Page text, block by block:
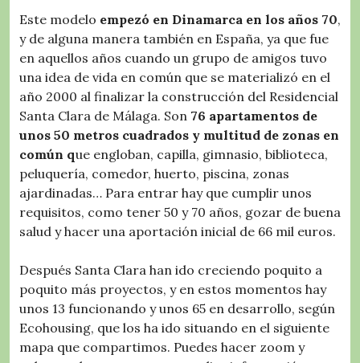
Este modelo empezó en Dinamarca en los años 70,
y de alguna manera también en España, ya que fue
en aquellos años cuando un grupo de amigos tuvo
una idea de vida en común que se materializó en el
año 2000 al finalizar la construcción del Residencial
Santa Clara de Málaga. Son 76 apartamentos de
unos 50 metros cuadrados y multitud de zonas en
común que engloban, capilla, gimnasio, biblioteca,
peluquería, comedor, huerto, piscina, zonas
ajardinadas… Para entrar hay que cumplir unos
requisitos, como tener 50 y 70 años, gozar de buena
salud y hacer una aportación inicial de 66 mil euros.
Después Santa Clara han ido creciendo poquito a
poquito más proyectos, y en estos momentos hay
unos 13 funcionando y unos 65 en desarrollo, según
Ecohousing, que los ha ido situando en el siguiente
mapa que compartimos. Puedes hacer zoom y